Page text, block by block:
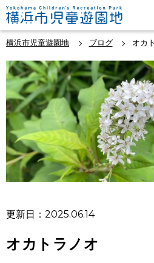
横浜市児童遊園地 ブログ オカ
更新日：2025.06.14
オカトラノオ